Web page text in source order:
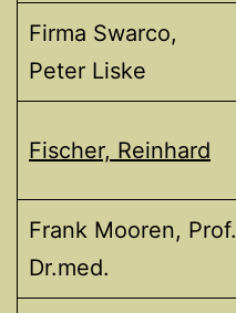
Firma Swarco,
Peter Liske
Fischer, Reinhard
Frank Mooren, Prof.
Dr.med.